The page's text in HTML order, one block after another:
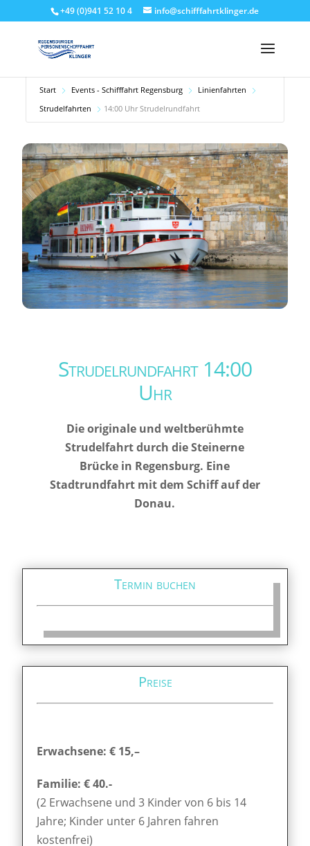
+49 (0)941 52 10 4 info@schifffahrtklinger.de
Start Events - Schifffahrt Regensburg
Linienfahrten
Strudelfahrten
14:00 Uhr Strudelrundfahrt
Strudelrundfahrt 14:00
Uhr
Die originale und weltberühmte
Strudelfahrt durch die Steinerne
Brücke in Regensburg. Eine
Stadtrundfahrt mit dem Schiff auf der
Donau.
Termin buchen
Preise
Erwachsene: € 15,–
Familie: € 40.-
(2 Erwachsene und 3 Kinder von 6 bis 14
Jahre; Kinder unter 6 Jahren fahren
kostenfrei)